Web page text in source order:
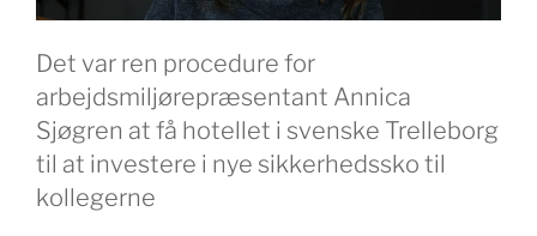
Det var ren procedure for
arbejdsmiljørepræsentant Annica
Sjøgren at få hotellet i svenske Trelleborg
til at investere i nye sikkerhedssko til
kollegerne